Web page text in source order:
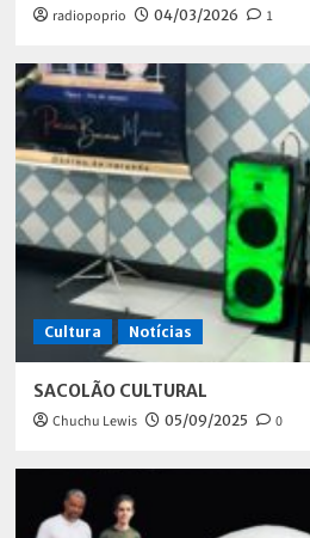
radiopoprio 04/03/2026 1
Cultura Notícias
SACOLÃO CULTURAL
Chuchu Lewis 05/09/2025 0